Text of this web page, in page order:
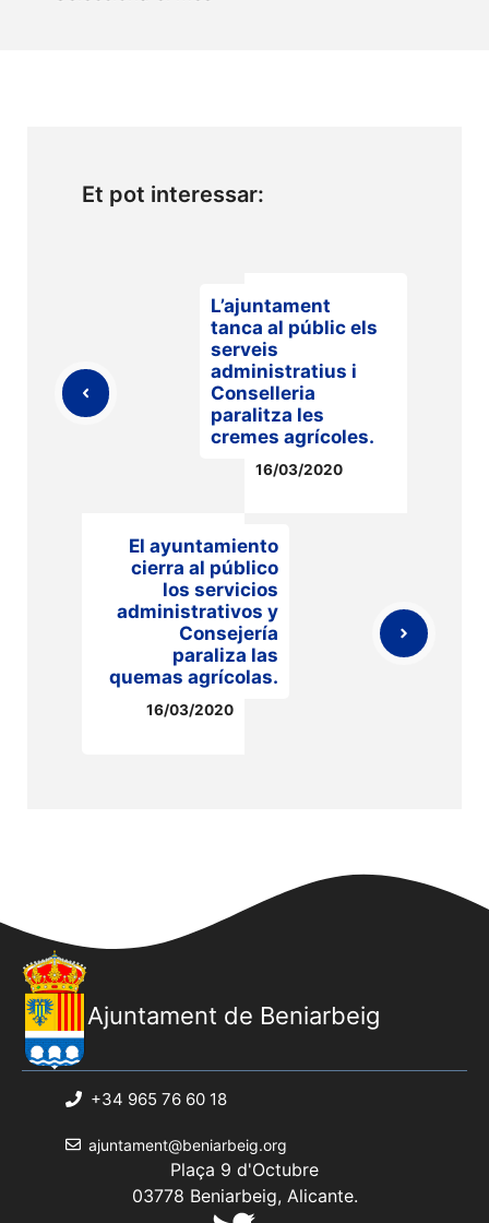
Et pot interessar:
L’ajuntament
tanca al públic els
serveis
administratius i
Conselleria
paralitza les
cremes agrícoles.
16/03/2020
El ayuntamiento
cierra al público
los servicios
administrativos y
Consejería
paraliza las
quemas agrícolas.
16/03/2020
Ajuntament de Beniarbeig
+34 965 76 60 18
ajuntament@beniarbeig.org
Plaça 9 d'Octubre
03778 Beniarbeig, Alicante.